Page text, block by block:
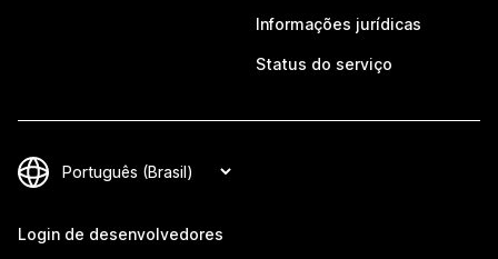
Informações jurídicas
Status do serviço
Login de desenvolvedores